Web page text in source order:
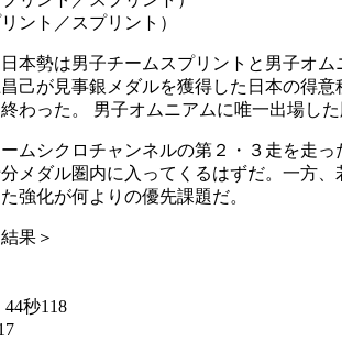
ント／スプリント）
本勢は男子チームスプリントと男子オ
己が見事銀メダルを獲得した日本の得
わった。 男子オムニアムに唯一出場し
ムシクロチャンネルの第２・３走を走
メダル圏内に入ってくるはずだ。一方
強化が何よりの優先課題だ。
果＞
秒118